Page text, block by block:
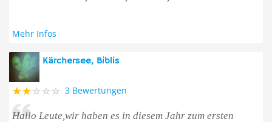
Mehr Infos
Kärchersee, Biblis
3 Bewertungen
Hallo Leute,wir haben es in diesem Jahr zum ersten